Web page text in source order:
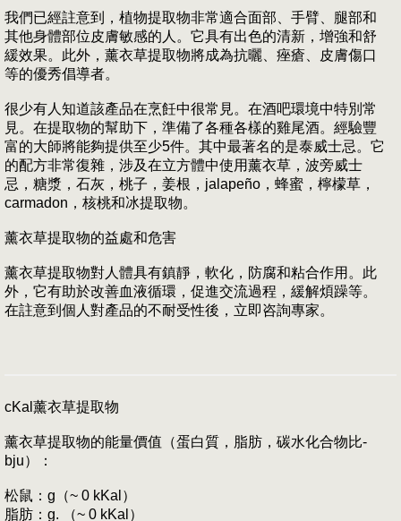
我們已經註意到，植物提取物非常適合面部、手臂、腿部和
其他身體部位皮膚敏感的人。它具有出色的清新，增強和舒
緩效果。此外，薰衣草提取物將成為抗曬、痤瘡、皮膚傷口
等的優秀倡導者。
很少有人知道該產品在烹飪中很常見。在酒吧環境中特別常
見。在提取物的幫助下，準備了各種各樣的雞尾酒。經驗豐
富的大師將能夠提供至少5件。其中最著名的是泰威士忌。它
的配方非常復雜，涉及在立方體中使用薰衣草，波旁威士
忌，糖漿，石灰，桃子，姜根，jalapeño，蜂蜜，檸檬草，
carmadon，核桃和冰提取物。
薰衣草提取物的益處和危害
薰衣草提取物對人體具有鎮靜，軟化，防腐和粘合作用。此
外，它有助於改善血液循環，促進交流過程，緩解煩躁等。
在註意到個人對產品的不耐受性後，立即咨詢專家。
cKal薰衣草提取物
薰衣草提取物的能量價值（蛋白質，脂肪，碳水化合物比-
bju）：
松鼠：g（~ 0 kKal）
脂肪：g. （~ 0 kKal）